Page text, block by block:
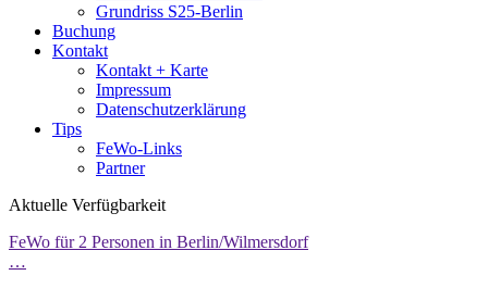
Grundriss S25-Berlin
Buchung
Kontakt
Kontakt + Karte
Impressum
Datenschutzerklärung
Tips
FeWo-Links
Partner
Aktuelle Verfügbarkeit
FeWo für 2 Personen in Berlin/Wilmersdorf
…